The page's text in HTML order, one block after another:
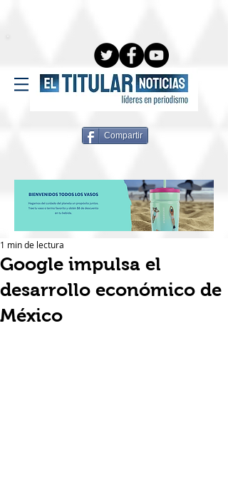
Compartir
Google impulsa el
desarrollo económico de
México
1 min de lectura